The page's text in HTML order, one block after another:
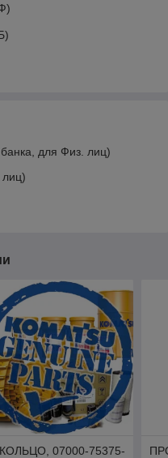
для Физ. лиц)
07000-75375-